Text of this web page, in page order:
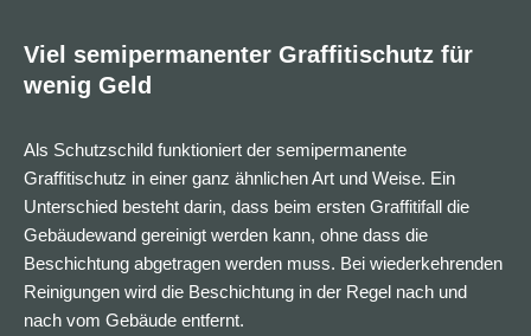
Viel semipermanenter Graffitischutz für
wenig Geld
Als Schutzschild funktioniert der semipermanente
Graffitischutz in einer ganz ähnlichen Art und Weise. Ein
Unterschied besteht darin, dass beim ersten Graffitifall die
Gebäudewand gereinigt werden kann, ohne dass die
Beschichtung abgetragen werden muss. Bei wiederkehrenden
Reinigungen wird die Beschichtung in der Regel nach und
nach vom Gebäude entfernt.